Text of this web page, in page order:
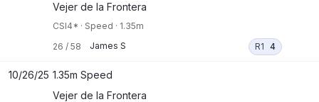
Vejer de la Frontera
CSI4* · Speed · 1.35m
26 / 58 James S R1 4
10/26/25 1.35m Speed
Vejer de la Frontera